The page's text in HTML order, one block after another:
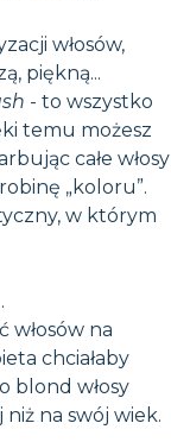
włosów,
piękną...
- to wszystko
temu możesz
całe włosy
„koloru”.
w którym
.
włosów na
chciałaby
blond włosy
na swój wiek.